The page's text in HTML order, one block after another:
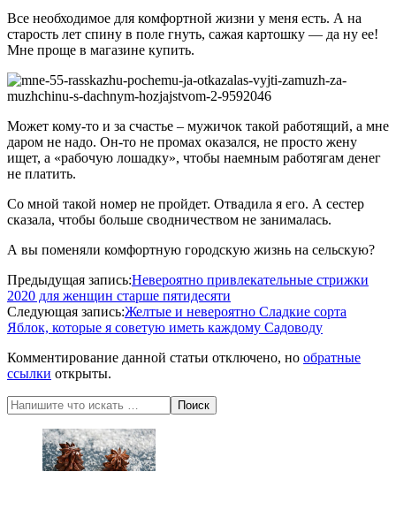
Все необходимое для комфортной жизни у меня есть. А на
старость лет спину в поле гнуть, сажая картошку — да ну ее!
Мне проще в магазине купить.
Может кому-то и за счастье – мужичок такой работящий, а мне
даром не надо. Он-то не промах оказался, не просто жену
ищет, а «рабочую лошадку», чтобы наемным работягам денег
не платить.
Со мной такой номер не пройдет. Отвадила я его. А сестер
сказала, чтобы больше сводничеством не занималась.
А вы поменяли комфортную городскую жизнь на сельскую?
2020-
05-
21
Предыдущая запись:Невероятно привлекательные стрижки
2020 для женщин старше пятидесяти
Следующая запись:Желтые и невероятно Сладкие сорта
Яблок, которые я советую иметь каждому Садоводу
Комментирование данной статьи отключено, но обратные
ссылки открыты.
Поиск